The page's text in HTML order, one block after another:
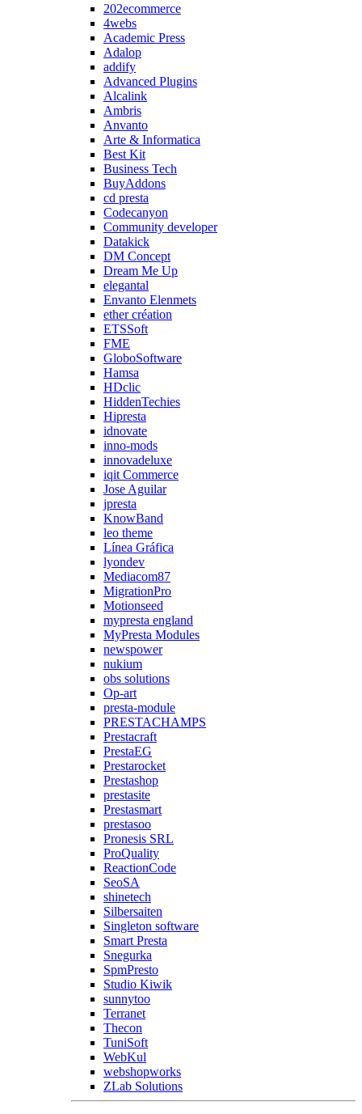
202ecommerce
4webs
Academic Press
Adalop
addify
Advanced Plugins
Alcalink
Ambris
Anvanto
Arte & Informatica
Best Kit
Business Tech
BuyAddons
cd presta
Codecanyon
Community developer
Datakick
DM Concept
Dream Me Up
elegantal
Envanto Elenmets
ether création
ETSSoft
FME
GloboSoftware
Hamsa
HDclic
HiddenTechies
Hipresta
idnovate
inno-mods
innovadeluxe
iqit Commerce
Jose Aguilar
jpresta
KnowBand
leo theme
Línea Gráfica
lyondev
Mediacom87
MigrationPro
Motionseed
mypresta england
MyPresta Modules
newspower
nukium
obs solutions
Op-art
presta-module
PRESTACHAMPS
Prestacraft
PrestaEG
Prestarocket
Prestashop
prestasite
Prestasmart
prestasoo
Pronesis SRL
ProQuality
ReactionCode
SeoSA
shinetech
Silbersaiten
Singleton software
Smart Presta
Snegurka
SpmPresto
Studio Kiwik
sunnytoo
Terranet
Thecon
TuniSoft
WebKul
webshopworks
ZLab Solutions